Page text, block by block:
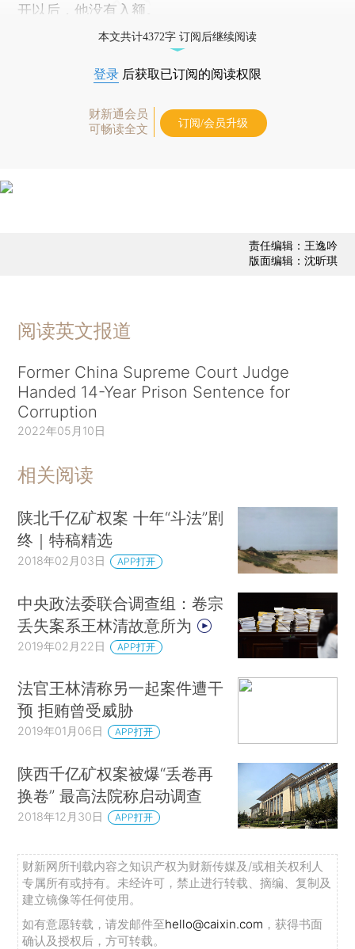
开以后，他没有入额。
本文共计4372字 订阅后继续阅读
登录 后获取已订阅的阅读权限
财新通会员
可畅读全文
订阅/会员升级
责任编辑：王逸吟
版面编辑：沈昕琪
阅读英文报道
Former China Supreme Court Judge
Handed 14-Year Prison Sentence for
Corruption
2022年05月10日
相关阅读
陕北千亿矿权案 十年“斗法”剧
终｜特稿精选
2018年02月03日 APP打开
中央政法委联合调查组：卷宗
丢失案系王林清故意所为
2019年02月22日 APP打开
法官王林清称另一起案件遭干
预 拒贿曾受威胁
2019年01月06日 APP打开
陕西千亿矿权案被爆“丢卷再
换卷” 最高法院称启动调查
2018年12月30日 APP打开
财新网所刊载内容之知识产权为财新传媒及/或相关权利人
专属所有或持有。未经许可，禁止进行转载、摘编、复制及
建立镜像等任何使用。
如有意愿转载，请发邮件至hello@caixin.com ，获得书面
确认及授权后，方可转载。